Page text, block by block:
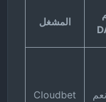
المشغل
Cloudbet نعم